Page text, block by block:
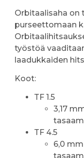
Orbitaalisaha on
purseettomaan
työstöä
laadukkaiden
Koot:
TF 1.5
3,17
TF 4.5
6,0